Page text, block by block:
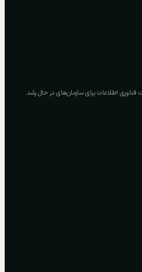
فناوری اطلاعات برای سازمان‌های در حال رشد.